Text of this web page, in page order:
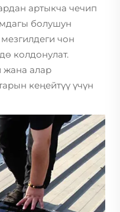
артыкча чечип
болушун
мезгилдеги чон
колдонулат.
алар
кеңейтүү үчүн